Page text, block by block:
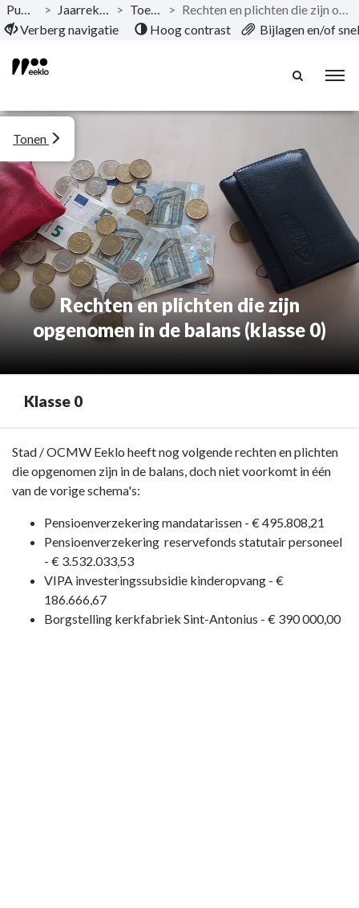
Naar hoofdinhoud
Publicaties > Jaarrekening 2025 > Toelichting >
Rechten en plichten die zijn opgenomen in de balans (klasse 0)
Verberg navigatie
Hoog contrast Bijlagen en/of
Rechten en plichten die zijn
opgenomen in de balans (klasse 0)
Tonen
Klasse 0
Terug
naar
navigatie
Rechten
opgenomen
Stad / OCMW Eeklo heeft nog volgende rechten en plichten
die opgenomen zijn in de balans, doch niet voorkomt in één
van de vorige schema's:
Pensioenverzekering mandatarissen - € 495.808,21
Pensioenverzekering reservefonds statutair personeel
- € 3.532.033,53
VIPA investeringssubsidie kinderopvang - €
186.666,67
Borgstelling kerkfabriek Sint-Antonius - € 390 000,00